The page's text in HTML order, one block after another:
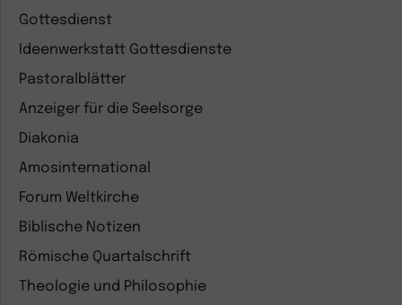
Gottesdienst
Ideenwerkstatt Gottesdienste
Pastoralblätter
Anzeiger für die Seelsorge
Diakonia
Amosinternational
Forum Weltkirche
Biblische Notizen
Römische Quartalschrift
Theologie und Philosophie